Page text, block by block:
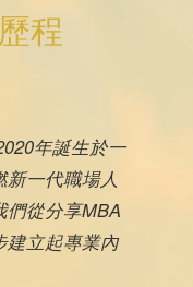
程
年誕生於一
一代職場人
們從分享MBA
建立起專業內